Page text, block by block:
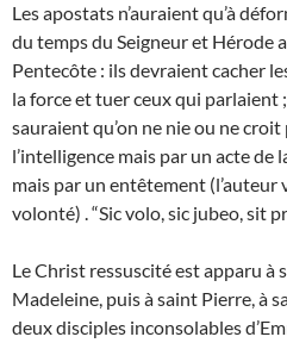
Les apostats n’auraient qu’à
du temps du Seigneur et Hérode
Pentecôte : ils devraient cacher
la force et tuer ceux qui parlaient
sauraient qu’on ne nie ou ne croit
l’intelligence mais par un acte de
mais par un entêtement (l’auteur
volonté) . “Sic volo, sic jubeo, sit
Le Christ ressuscité est apparu à
Madeleine, puis à saint Pierre, à
deux disciples inconsolables